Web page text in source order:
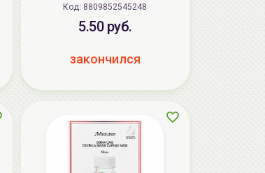
Код: 8809852545248
5.50 руб.
закончился